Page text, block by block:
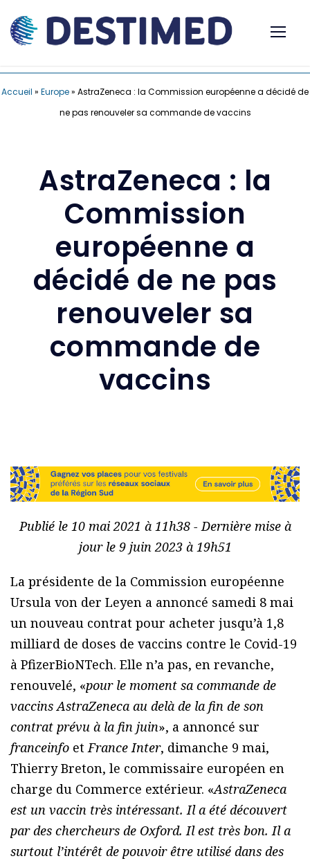
Accueil » Europe» AstraZeneca : la Commission européenne a décidé de
ne pas renouveler sa commande de vaccins
AstraZeneca : la
Commission
européenne a
décidé de ne pas
renouveler sa
commande de
vaccins
Publié le 10 mai 2021 à 11h38 - Dernière mise à
jour le 9 juin 2023 à 19h51
La présidente de la Commission européenne
Ursula von der Leyen a annoncé samedi 8 mai
un nouveau contrat pour acheter jusqu’à 1,8
milliard de doses de vaccins contre le Covid-19
à PfizerBioNTech. Elle n’a pas, en revanche,
renouvelé, «pour le moment sa commande de
vaccins AstraZeneca au delà de la fin de son
contrat prévu à la fin juin», a annoncé sur
franceinfo etFrance Inter, dimanche 9 mai,
Thierry Breton, le commissaire européen en
charge du Commerce extérieur. «AstraZeneca
est un vaccin très intéressant. Il a été découvert
par des chercheurs de Oxford. Il est très bon. Il a
surtout l’intérêt de pouvoir être utilisé dans des